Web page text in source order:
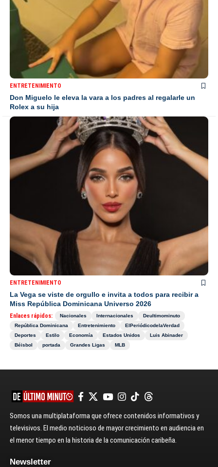
ENTRETENIMIENTO
Don Miguelo le eleva la vara a los padres al regalarle un
Rolex a su hija
ENTRETENIMIENTO
La Vega se viste de orgullo e invita a todos para recibir a
Miss República Dominicana Universo 2026
Enlaces rápidos: Nacionales Internacionales
Deultimominuto
República Dominicana
Entretenimiento
ElPeriódicodelaVerdad
Deportes
Estilo Economía Estados Unidos
Luis Abinader
Béisbol
portada Grandes Ligas MLB
Somos una multiplataforma que ofrece contenidos informativos y
televisivos. El medio noticioso de mayor crecimiento en audiencia en
el menor tiempo en la historia de la comunicación caribeña.
Newsletter